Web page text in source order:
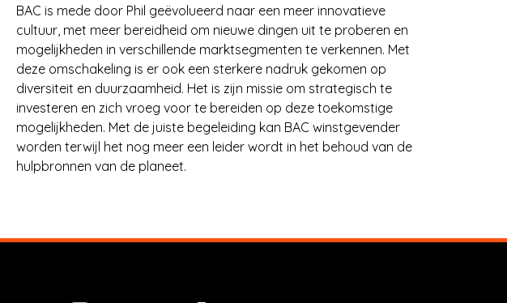
BAC is mede door Phil geëvolueerd naar een meer innovatieve
cultuur, met meer bereidheid om nieuwe dingen uit te proberen en
mogelijkheden in verschillende marktsegmenten te verkennen. Met
deze omschakeling is er ook een sterkere nadruk gekomen op
diversiteit en duurzaamheid. Het is zijn missie om strategisch te
investeren en zich vroeg voor te bereiden op deze toekomstige
mogelijkheden. Met de juiste begeleiding kan BAC winstgevender
worden terwijl het nog meer een leider wordt in het behoud van de
hulpbronnen van de planeet.